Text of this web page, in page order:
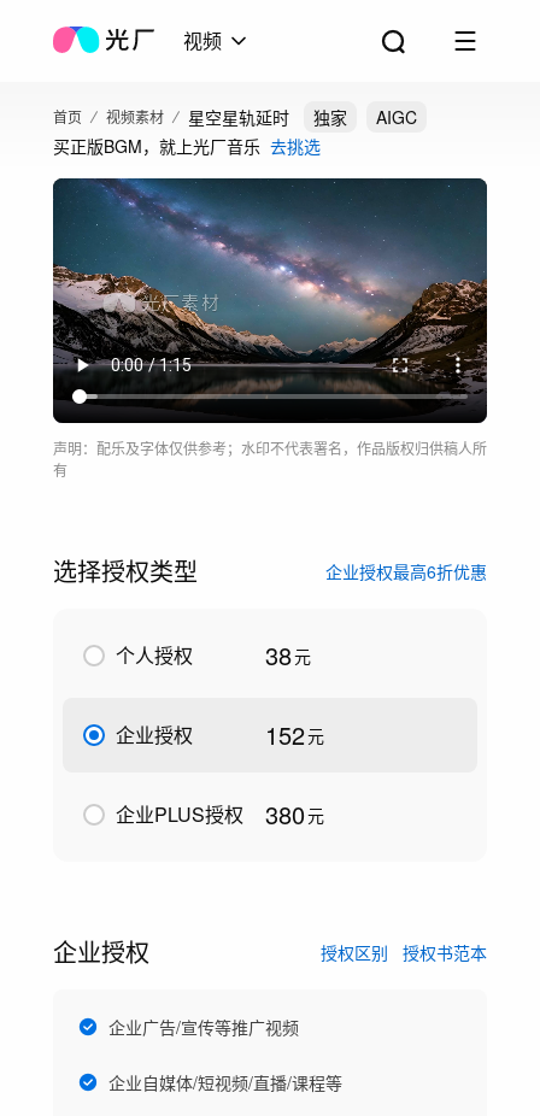
视频
首页 视频素材 星空星轨延时 独家
AIGC
买正版BGM，就上光厂音乐 去挑选
声明：配乐及字体仅供参考；水印不代表署名，作品版权归供稿人所
有
选择授权类型 企业授权最高6折优惠
个人授权 38元
企业授权 152元
企业PLUS授权 380元
企业授权 授权区别 授权书范本
企业广告/宣传等推广视频
企业自媒体/短视频/直播/课程等